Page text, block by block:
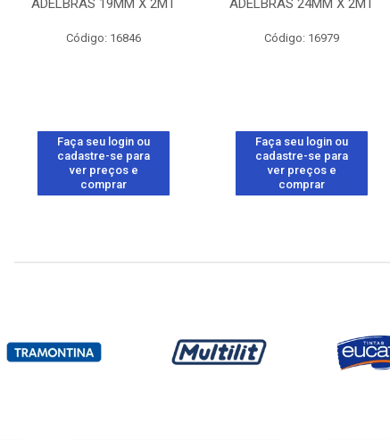
ADELBRAS 19MM X 2MT
Código: 16846
Faça seu login ou
cadastre-se para
ver preços e
comprar
ADELBRAS 24MM X 2MT
Código: 16979
Faça seu login ou
cadastre-se para
ver preços e
comprar